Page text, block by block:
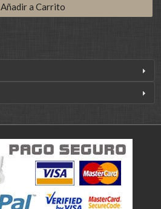
Añadir a Carrito